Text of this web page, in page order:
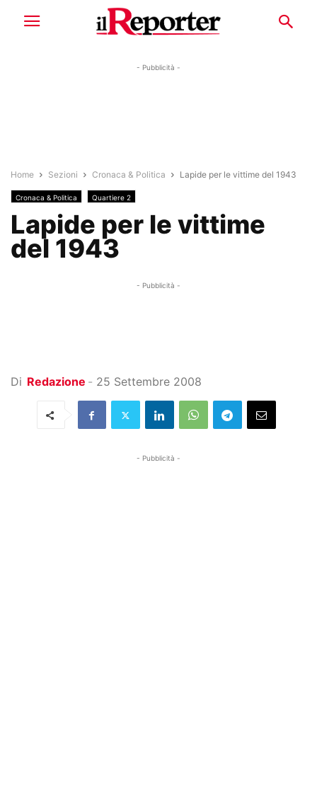
- Pubblicità -
Home Sezioni Cronaca & Politica Lapide per le vittime del 1943
Cronaca & Politica Quartiere 2
Lapide per le vittime
del 1943
- Pubblicità -
Di Redazione - 25 Settembre 2008
- Pubblicità -